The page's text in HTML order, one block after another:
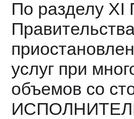
По разделу XI
услуг при
объемов со